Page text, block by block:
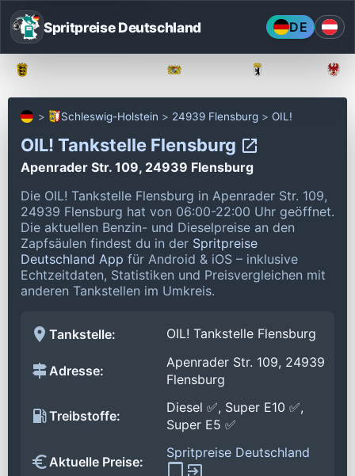
Spritpreise Deutschland DE
Schleswig-Holstein 24939 Flensburg OIL!
OIL! Tankstelle Flensburg
Apenrader Str. 109, 24939 Flensburg
Die OIL! Tankstelle Flensburg in Apenrader Str. 109,
24939 Flensburg hat von 06:00-22:00 Uhr geöffnet.
Die aktuellen Benzin- und Dieselpreise an den
Zapfsäulen findest du in der Spritpreise
Deutschland App für Android & iOS – inklusive
Echtzeitdaten, Statistiken und Preisvergleichen mit
anderen Tankstellen im Umkreis.
Tankstelle: OIL! Tankstelle Flensburg
Adresse:
Apenrader Str. 109, 24939
Flensburg
Treibstoffe:
Diesel ✅, Super E10 ✅,
Super E5 ✅
Aktuelle Preise:
Spritpreise Deutschland